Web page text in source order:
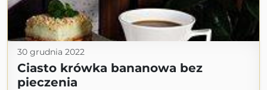
30 grudnia 2022
Ciasto krówka bananowa bez
pieczenia